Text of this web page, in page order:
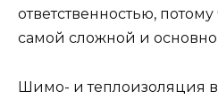
ответственностью, потому
самой сложной и
Шимо- и теплоизоляция